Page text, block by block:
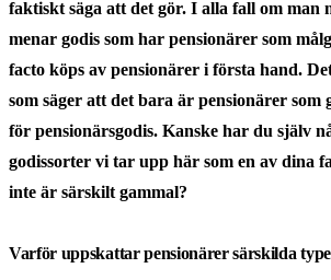
faktiskt säga att det gör. I alla fall om man
menar godis som har pensionärer som
facto köps av pensionärer i första hand.
som säger att det bara är pensionärer
för pensionärsgodis. Kanske har du själv
godissorter vi tar upp här som en av dina
inte är särskilt gammal?
Varför uppskattar pensionärer särskilda